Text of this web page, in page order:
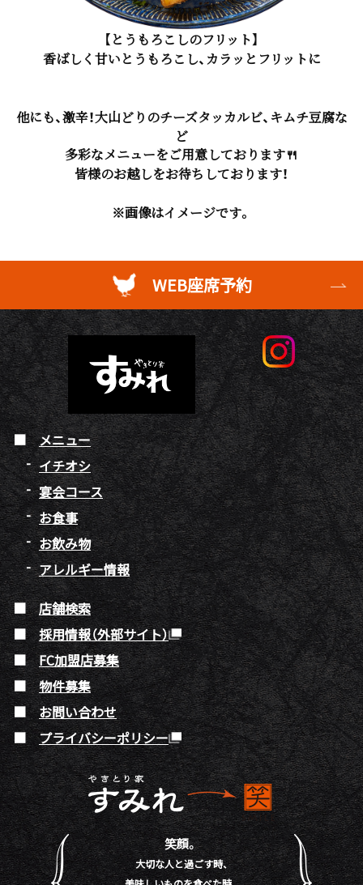
【とうもろこしのフリット】
香ばしく甘いとうもろこし、カラッとフリットに
他にも、激辛！大山どりのチーズタッカルビ、キムチ豆腐な
ど
多彩なメニューをご用意しております🍴
皆様のお越しをお待ちしております！
※画像はイメージです。
WEB座席予約
メニュー
イチオシ
宴会コース
お食事
お飲み物
アレルギー情報
店舗検索
採用情報（外部サイト）
FC加盟店募集
物件募集
お問い合わせ
プライバシーポリシー
笑顔。
大切な人と過ごす時、